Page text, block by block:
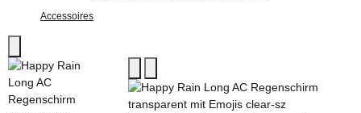
Accessoires